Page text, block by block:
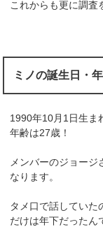
これからも更に調査
ミノの誕生日・
1990年10月1日生ま
年齢は27歳！
メンバーのジョージ
なります。
タメ口で話していた
だけは年下だったん